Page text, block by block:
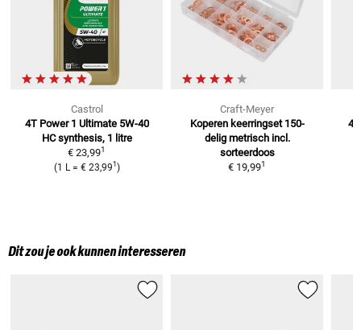
Castrol
4T Power 1 Ultimate 5W-40
HC synthesis, 1 litre
€ 23,991
(1 L= € 23,991 )
Craft-Meyer
Koperen keerringset 150-
delig metrisch incl.
sorteerdoos
€ 19,991
Dit zou je ook kunnen interesseren